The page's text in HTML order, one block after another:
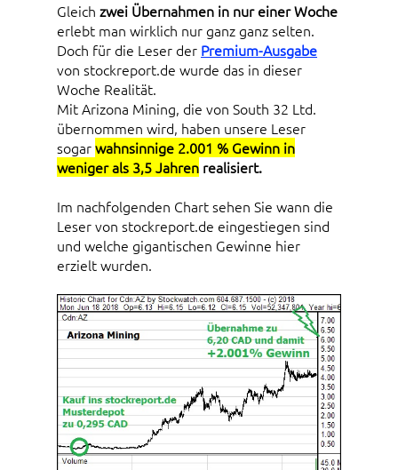
Gleich zwei Übernahmen in nur einer Woche
erlebt man wirklich nur ganz ganz selten.
Doch für die Leser der Premium-Ausgabe
von stockreport.de wurde das in dieser
Woche Realität.
Mit Arizona Mining, die von South 32 Ltd.
übernommen wird, haben unsere Leser
sogarwahnsinnige 2.001 % Gewinn in
weniger als 3,5 Jahren realisiert.
Im nachfolgenden Chart sehen Sie wann die
Leser von stockreport.de eingestiegen sind
und welche gigantischen Gewinne hier
erzielt wurden.